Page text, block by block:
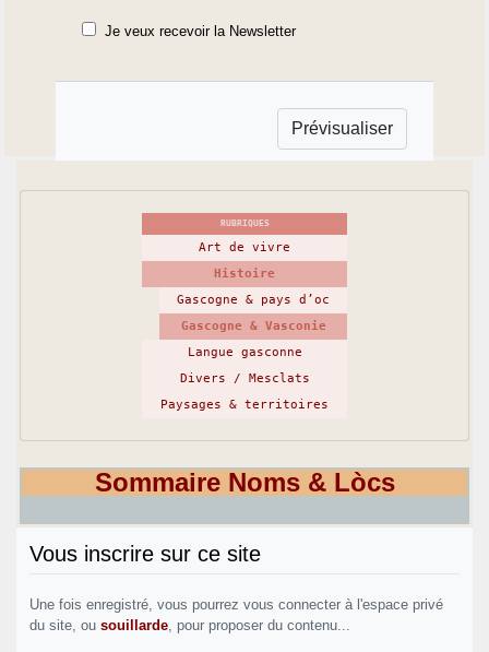
Je veux recevoir la Newsletter
RUBRIQUES
Art de vivre
Histoire
Gascogne & pays d’oc
Gascogne & Vasconie
Langue gasconne
Divers / Mesclats
Paysages & territoires
Sommaire Noms & Lòcs
Vous inscrire sur ce site
Une fois enregistré, vous pourrez vous connecter à l'espace privé
du site, ou souillarde , pour proposer du contenu...